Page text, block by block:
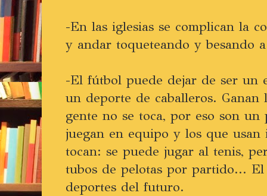
-En las iglesias se complican la
y andar toqueteando y besando
-El fútbol puede dejar de ser un
un deporte de caballeros.
gente no se toca, por eso son un
juegan en equipo y los que usan
tocan: se puede jugar al tenis,
tubos de pelotas por partido...
deportes del futuro.